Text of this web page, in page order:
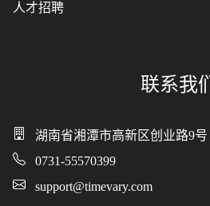
人才招聘
联系我们
湖南省湘潭市高新区创业路9号
0731-55570399
support@timevary.com